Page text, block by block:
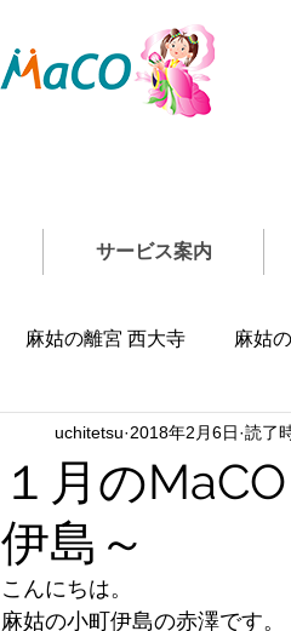
サービス案内
麻姑の離宮 西大寺 麻姑
１月の
伊島～
uchitetsu 2018年2月6日 読了
こんにちは。
麻姑の小町伊島の赤澤です。